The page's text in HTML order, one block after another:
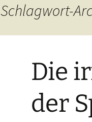
Schlagwort-
Die
der